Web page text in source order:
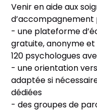
Venir en aide aux
d’accompagnement
- une plateforme
gratuite, anonyme
120 psychologues
- une orientation
adaptée si
dédiées
- des groupes de